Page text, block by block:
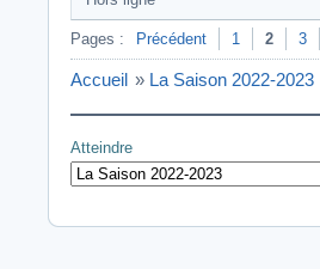
Pages : Précédent 1 2 3
Accueil » La Saison 2022-2023
Atteindre